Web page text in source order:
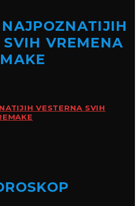
VREMENA
VESTERNA SVIH